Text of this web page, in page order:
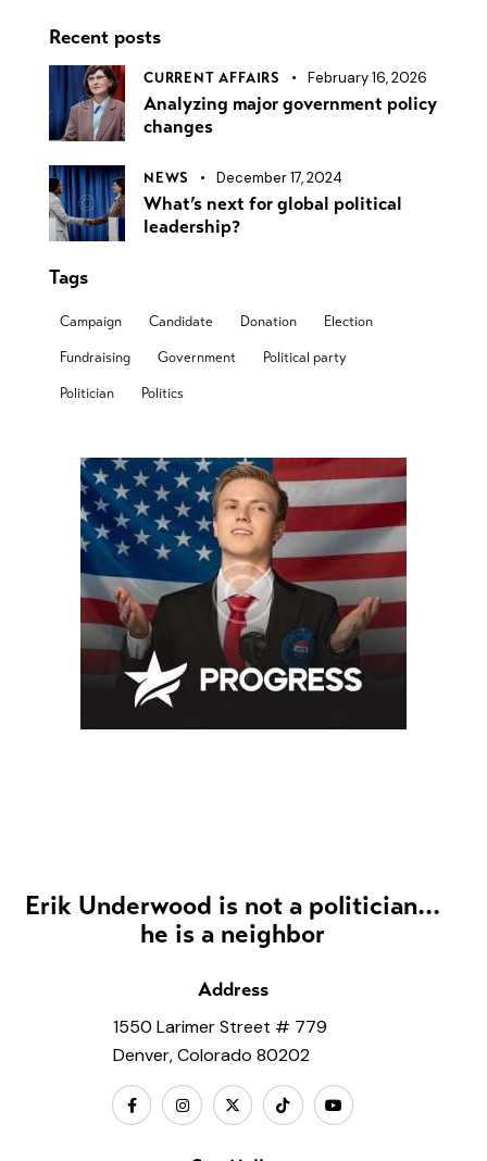
Recent posts
CURRENT AFFAIRS February 16, 2026
Analyzing major government policy
changes
NEWS December 17, 2024
What’s next for global political
leadership?
Tags
Campaign Candidate Donation Election
Fundraising Government Political party
Politician Politics
Erik Underwood is not a politician...
he is a neighbor
Address
1550 Larimer Street # 779
Denver, Colorado 80202